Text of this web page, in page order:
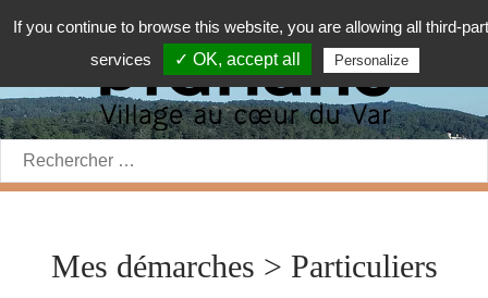
Rechercher:
Mes démarches > Particuliers
If you continue to browse this website, you are allowing all third-
services
✓ OK, accept all Personalize